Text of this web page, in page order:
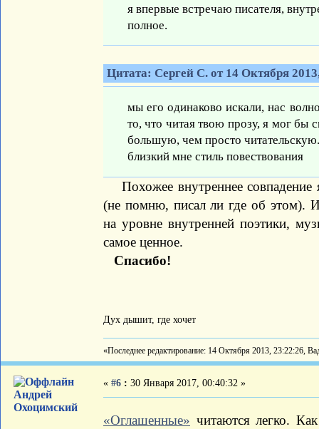
я впервые встречаю писателя,
полное.
Цитата: Сергей С. от 14 Октября
мы его одинаково искали, нас
то, что читая твою прозу, я мог бы
большую, чем просто
близкий мне стиль повествования
Похожее внутреннее совпадение
(не помню, писал ли где об этом).
на уровне внутренней поэтики,
самое ценное.
Спасибо!
Дух дышит, где хочет
«Последнее редактирование: 14 Октября 2013, 23:22:26,
Андрей
Охоцимский
« #6 : 30 Января 2017, 00:40:32 »
«Оглашенные» читаются легко.